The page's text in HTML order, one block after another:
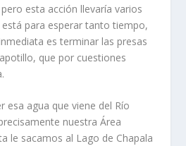
esta acción llevaría varios
para esperar tanto tiempo,
es terminar las presas
que por cuestiones
esa agua que viene del Río
nuestra Área
le sacamos al Lago de Chapala